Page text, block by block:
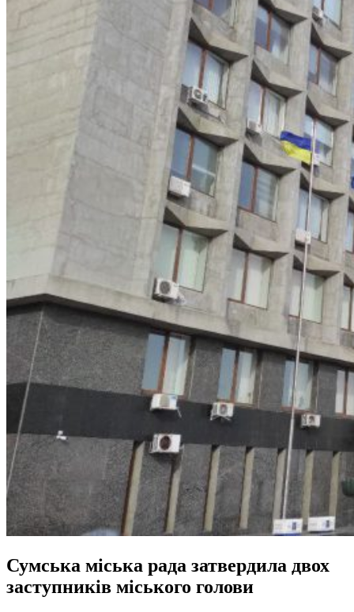
Сумська міська рада затвердила двох
заступників міського голови